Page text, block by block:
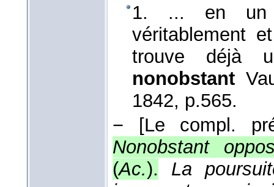
1. ... en un
véritablement
trouve déjà
nonobstant
1842, p.565.
−
[Le compl.
Nonobstant
(Ac.).
La